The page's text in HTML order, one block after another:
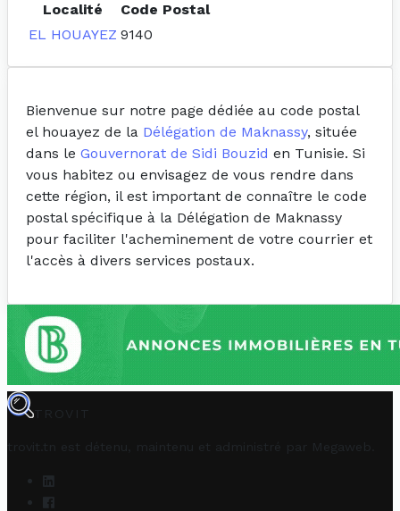
Localité
Code Postal
EL HOUAYEZ 9140
Bienvenue sur notre page dédiée au code postal
el houayez de la Délégation de Maknassy, située
dans le Gouvernorat de Sidi Bouzid en Tunisie. Si
vous habitez ou envisagez de vous rendre dans
cette région, il est important de connaître le code
postal spécifique à la Délégation de Maknassy
pour faciliter l'acheminement de votre courrier et
l'accès à divers services postaux.
TROVIT
trovit.tn est détenu, maintenu et administré par Megaweb